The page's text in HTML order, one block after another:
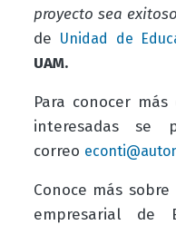
proyecto sea
de Unidad de
UAM.
Para conocer
interesadas se
correo
Conoce más
empresarial de